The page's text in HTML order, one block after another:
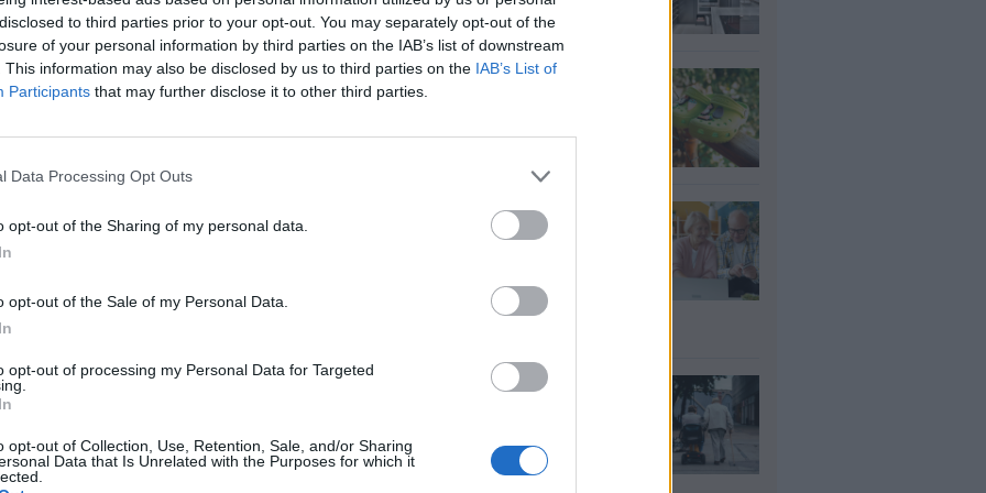
to third parties prior to your opt-out. You may separately opt-out of the
of your personal information by third parties on the IAB’s list of downstream
This information may also be disclosed by us to third parties on the IAB’s List of
Participants that may further disclose it to other third parties.
Data Processing Opt Outs
opt-out of the Sharing of my personal data.
opt-out of the Sale of my Personal Data.
opt-out of processing my Personal Data for Targeted
opt-out of Collection, Use, Retention, Sale, and/or Sharing
Data that Is Unrelated with the Purposes for which it
την Ελλάδα και τον Κόσμο, στο
Μαρίν Λεπέν
04 Αυγ 2026
Γιατί δεν πρέπει να
Συντάξεις: Ποιοι
μπορεί να λάβουν
20.000 ευρώ – Τι
πρέπει να ελέγξουν
e-ΕΦΚΑ: Ποιοι
ευρώ στη σύνταξη